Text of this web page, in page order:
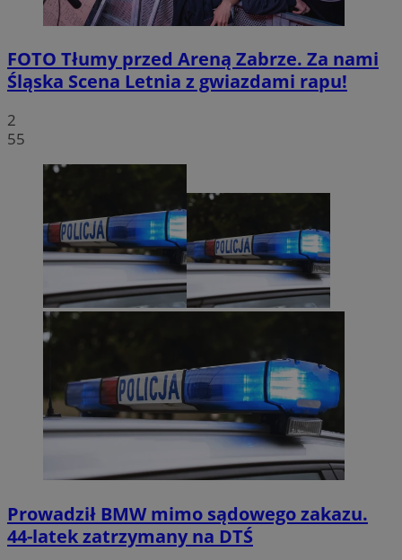
FOTO Tłumy przed Areną Zabrze. Za nami
Śląska Scena Letnia z gwiazdami rapu!
2
55
Prowadził BMW mimo sądowego zakazu.
44-latek zatrzymany na DTŚ